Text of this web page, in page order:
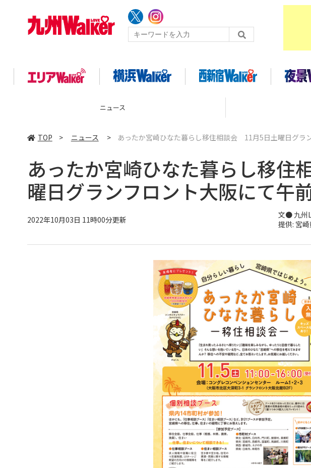
TOP > ニュース > あったか宮崎ひなた暮らし移住相談会 11月5日土曜日グラ
あったか宮崎ひなた暮らし移
曜日グランフロント大阪にて午
2022年10月03日 11時00分更新
文● 九州
提供: 宮